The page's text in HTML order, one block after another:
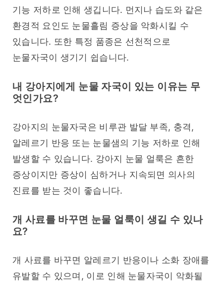
기능 저하로 인해 생깁니다. 먼지나 습도와 같은
환경적 요인도 눈물흘림 증상을 악화시킬 수
있습니다. 또한 특정 품종은 선천적으로
눈물자국이 생기기 쉽습니다.
내 강아지에게 눈물 자국이 있는 이유는 무
엇인가요?
강아지의 눈물자국은 비루관 발달 부족, 충격,
알레르기 반응 또는 눈물샘의 기능 저하로 인해
발생할 수 있습니다. 강아지 눈물 얼룩은 흔한
증상이지만 증상이 심하거나 지속되면 의사의
진료를 받는 것이 좋습니다.
개 사료를 바꾸면 눈물 얼룩이 생길 수 있나
요?
개 사료를 바꾸면 알레르기 반응이나 소화 장애를
유발할 수 있으며, 이로 인해 눈물자국이 악화될